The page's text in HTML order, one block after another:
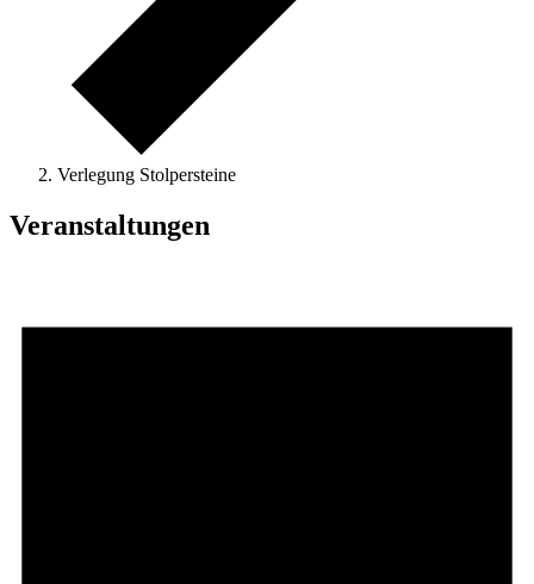
Verlegung Stolpersteine
Veranstaltungen